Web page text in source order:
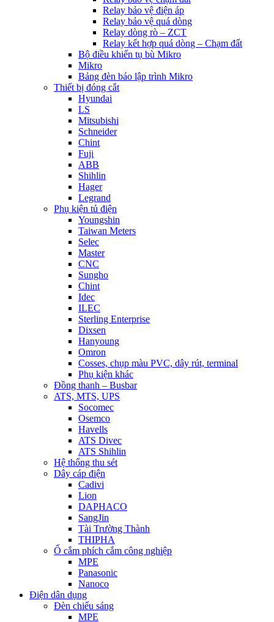
Relay bảo vệ điện áp
Relay bảo vệ quá dòng
Relay dòng rò – ZCT
Relay kết hợp quá dòng – Chạm đất
Bộ điều khiển tụ bù Mikro
Mikro
Bảng đèn báo lập trình Mikro
Thiết bị đóng cắt
Hyundai
LS
Mitsubishi
Schneider
Chint
Fuji
ABB
Shihlin
Hager
Legrand
Phụ kiện tủ điện
Youngshin
Taiwan Meters
Selec
Master
CNC
Sungho
Chint
Idec
ILEC
Sterling Enterprise
Dixsen
Hanyoung
Omron
Cosses, chụp màu PVC, dây rút, terminal
Phụ kiện khác
Đồng thanh – Busbar
ATS, MTS, UPS
Socomec
Osemco
Havells
ATS Divec
ATS Shihlin
Hệ thống thu sét
Dây cáp điện
Cadivi
Lion
DAPHACO
SangJin
Tài Trường Thành
THIPHA
Ổ cắm phích cắm công nghiệp
MPE
Panasonic
Nanoco
Điện dân dụng
Đèn chiếu sáng
MPE